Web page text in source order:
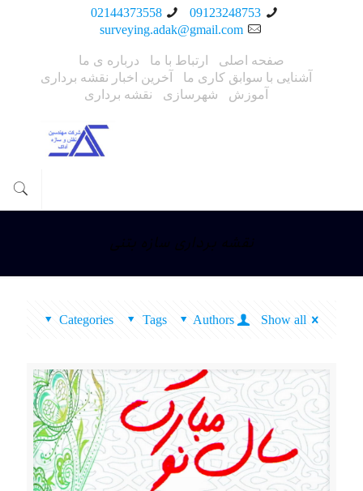
09123248753
02144373558
surveying.adak@gmail.com
صفحه اصلی ارتباط با ما
درباره ی ما
آشنایی با سوابق کاری ما
آخرین اخبار نقشه برداری
آموزش
شهرسازی نقشه برداری
نقشه برداری سازه بتنی
Categories Tags Authors Show all